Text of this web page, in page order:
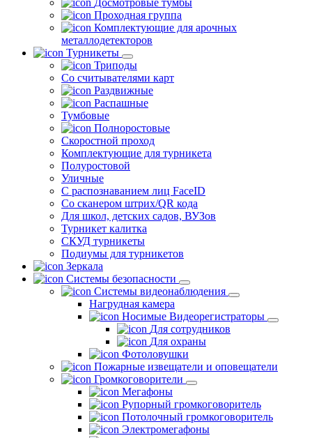
Досмотровые тумбы
Проходная группа
Комплектующие для арочных
металлодетекторов
Турникеты
Триподы
Со считывателями карт
Раздвижные
Распашные
Тумбовые
Полноростовые
Скоростной проход
Комплектующие для турникета
Полуростовой
Уличные
С распознаванием лиц FaceID
Со сканером штрих/QR кода
Для школ, детских садов, ВУЗов
Турникет калитка
СКУД турникеты
Подиумы для турникетов
Зеркала
Системы безопасности
Системы видеонаблюдения
Нагрудная камера
Носимые Видеорегистраторы
Для сотрудников
Для охраны
Фотоловушки
Пожарные извещатели и оповещатели
Громкоговорители
Мегафоны
Рупорный громкоговоритель
Потолочный громкоговоритель
Электромегафоны